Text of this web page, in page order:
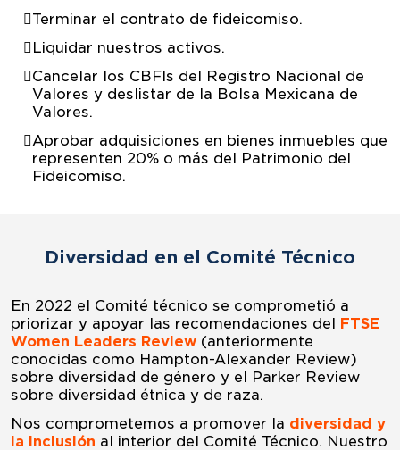
Terminar el contrato de fideicomiso.
Liquidar nuestros activos.
Cancelar los CBFIs del Registro Nacional de
Valores y deslistar de la Bolsa Mexicana de
Valores.
Aprobar adquisiciones en bienes inmuebles que
representen 20% o más del Patrimonio del
Fideicomiso.
Diversidad en el Comité Técnico
En 2022 el Comité técnico se comprometió a
priorizar y apoyar las recomendaciones del FTSE
Women Leaders Review (anteriormente
conocidas como Hampton-Alexander Review)
sobre diversidad de género y el Parker Review
sobre diversidad étnica y de raza.
Nos comprometemos a promover la diversidad y
la inclusión al interior del Comité Técnico. Nuestro